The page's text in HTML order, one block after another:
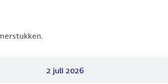
2 juli 2026